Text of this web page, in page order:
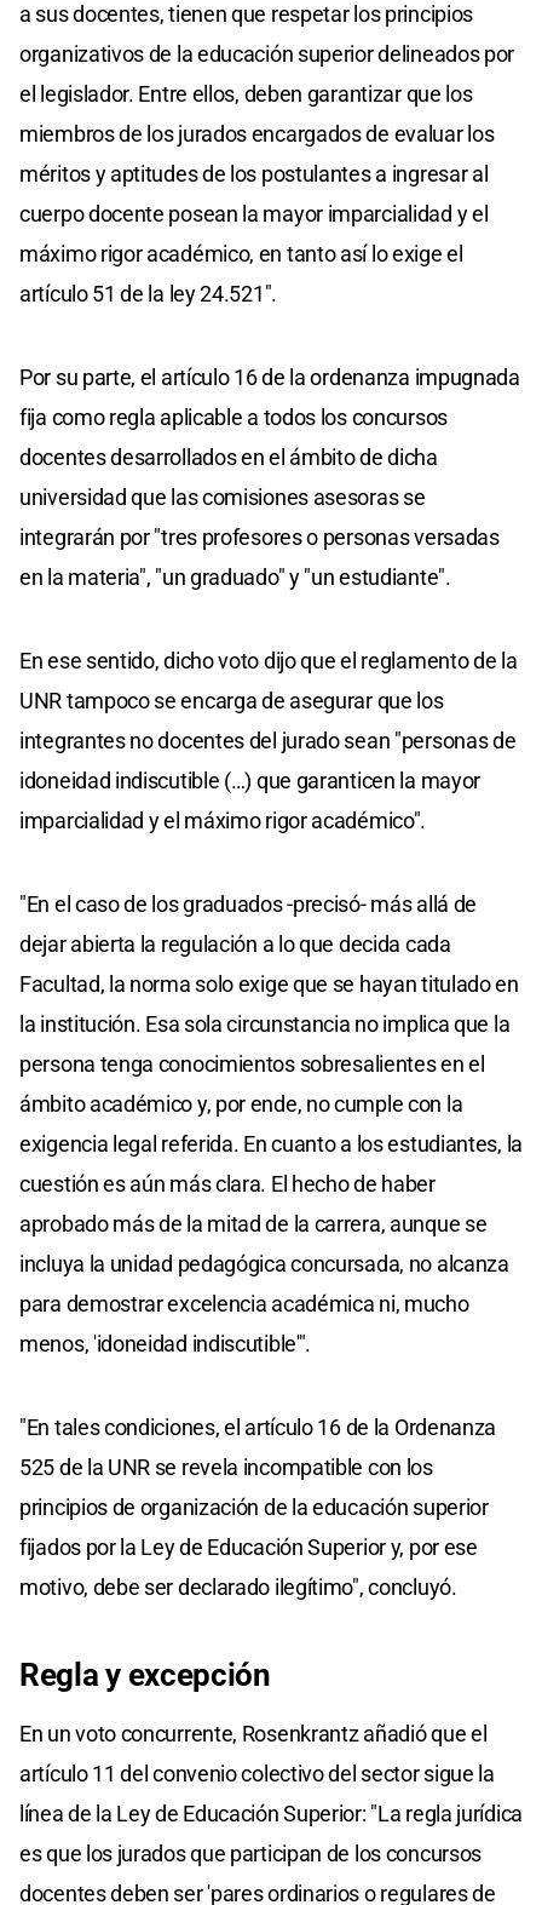
a sus docentes, tienen que respetar los principios
organizativos de la educación superior delineados por
el legislador. Entre ellos, deben garantizar que los
miembros de los jurados encargados de evaluar los
méritos y aptitudes de los postulantes a ingresar al
cuerpo docente posean la mayor imparcialidad y el
máximo rigor académico, en tanto así lo exige el
artículo 51 de la ley 24.521".
Por su parte, el artículo 16 de la ordenanza impugnada
fija como regla aplicable a todos los concursos
docentes desarrollados en el ámbito de dicha
universidad que las comisiones asesoras se
integrarán por "tres profesores o personas versadas
en la materia", "un graduado" y "un estudiante".
En ese sentido, dicho voto dijo que el reglamento de la
UNR tampoco se encarga de asegurar que los
integrantes no docentes del jurado sean "personas de
idoneidad indiscutible (…) que garanticen la mayor
imparcialidad y el máximo rigor académico".
"En el caso de los graduados -precisó- más allá de
dejar abierta la regulación a lo que decida cada
Facultad, la norma solo exige que se hayan titulado en
la institución. Esa sola circunstancia no implica que la
persona tenga conocimientos sobresalientes en el
ámbito académico y, por ende, no cumple con la
exigencia legal referida. En cuanto a los estudiantes, la
cuestión es aún más clara. El hecho de haber
aprobado más de la mitad de la carrera, aunque se
incluya la unidad pedagógica concursada, no alcanza
para demostrar excelencia académica ni, mucho
menos, 'idoneidad indiscutible'".
"En tales condiciones, el artículo 16 de la Ordenanza
525 de la UNR se revela incompatible con los
principios de organización de la educación superior
fijados por la Ley de Educación Superior y, por ese
motivo, debe ser declarado ilegítimo", concluyó.
Regla y excepción
En un voto concurrente, Rosenkrantz añadió que el
artículo 11 del convenio colectivo del sector sigue la
línea de la Ley de Educación Superior: "La regla jurídica
es que los jurados que participan de los concursos
docentes deben ser 'pares ordinarios o regulares de